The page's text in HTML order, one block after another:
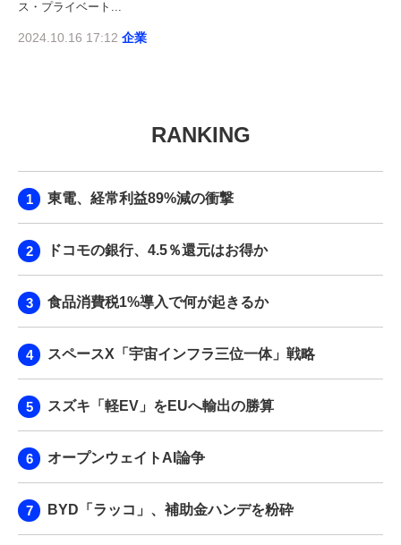
ス・プライベート...
2024.10.16 17:12 企業
RANKING
東電、経常利益89%減の衝撃
ドコモの銀行、4.5％還元はお得か
食品消費税1%導入で何が起きるか
スペースX「宇宙インフラ三位一体」戦略
スズキ「軽EV」をEUへ輸出の勝算
オープンウェイトAI論争
BYD「ラッコ」、補助金ハンデを粉砕